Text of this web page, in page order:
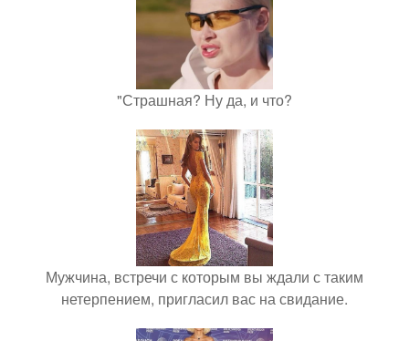
"Страшная? Ну да, и что?
Мужчина, встречи с которым вы ждали с таким
нетерпением, пригласил вас на свидание.